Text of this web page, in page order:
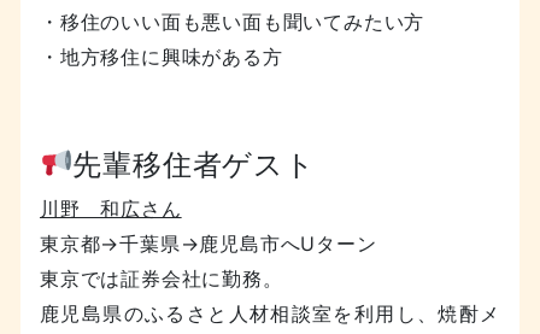
・移住のいい面も悪い面も聞いてみたい方
・地方移住に興味がある方
先輩移住者ゲスト
川野 和広さん
東京都→千葉県→鹿児島市へUターン
東京では証券会社に勤務。
鹿児島県のふるさと人材相談室を利用し、焼酎メ